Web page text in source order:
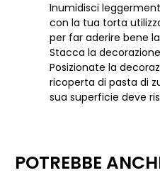
Inumidisci
con la tua torta
per far aderire bene
Stacca la
Posizionate la
ricoperta di pasta di
sua superficie deve
POTREBBE